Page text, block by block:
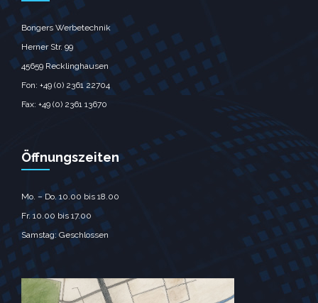
Bongers Werbetechnik
Herner Str. 99
45659 Recklinghausen
Fon: +49 (0) 2361 22704
Fax: +49 (0) 2361 13670
Öffnungszeiten
Mo. – Do. 10.00 bis 18.00
Fr. 10.00 bis 17.00
Samstag: Geschlossen